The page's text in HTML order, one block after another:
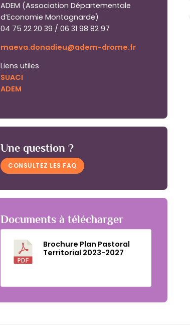
ADEM (Association Départementale
d’Economie Montagnarde)
04 75 22 20 39 / 06 31 98 82 97
maeva.donadieu@adem-drome.fr
Liens utiles
SUACI
ADEM
Une question ?
CONSULTEZ LES FAQ
Documents à télécharger
Brochure Plan Pastoral
Territorial 2023-2027